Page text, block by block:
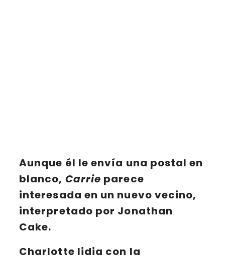
Aunque él le envía una postal en
blanco, Carrie parece
interesada en un nuevo vecino,
interpretado por Jonathan
Cake. ​
Charlotte lidia con la